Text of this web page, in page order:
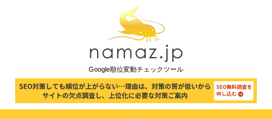
Google順位変動チェックツール